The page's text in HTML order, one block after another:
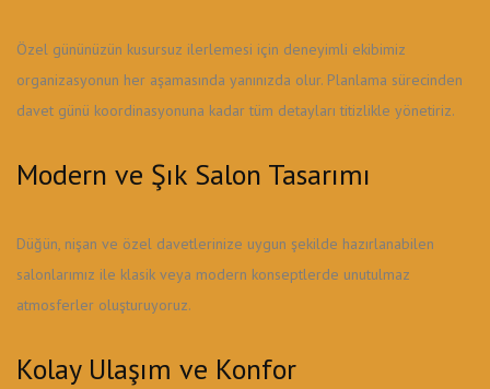
Özel gününüzün kusursuz ilerlemesi için deneyimli ekibimiz
organizasyonun her aşamasında yanınızda olur. Planlama sürecinden
davet günü koordinasyonuna kadar tüm detayları titizlikle yönetiriz.
Modern ve Şık Salon Tasarımı
Düğün, nişan ve özel davetlerinize uygun şekilde hazırlanabilen
salonlarımız ile klasik veya modern konseptlerde unutulmaz
atmosferler oluşturuyoruz.
Kolay Ulaşım ve Konfor